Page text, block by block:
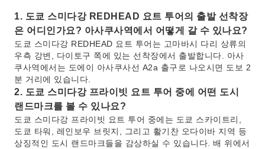
1. 도쿄 스미다강 REDHEAD 요트 투어의 출발 선착장
은 어디인가요? 아사쿠사역에서 어떻게 갈 수 있나요?
도쿄 스미다강 REDHEAD 요트 투어는 고마바시 다리 상류의
우측 강변, 다이토구 쪽에 있는 선착장에서 출발합니다. 아사
쿠사역에서는 도에이 아사쿠사선 A2a 출구로 나오시면 도보 2
분 거리에 있습니다.
2. 도쿄 스미다강 프라이빗 요트 투어 중에 어떤 도시
랜드마크를 볼 수 있나요?
도쿄 스미다강 프라이빗 요트 투어 중에는 도쿄 스카이트리,
도쿄 타워, 레인보우 브릿지, 그리고 활기찬 오다이바 지역 등
상징적인 도시 랜드마크들을 감상하실 수 있습니다. 배 위에서